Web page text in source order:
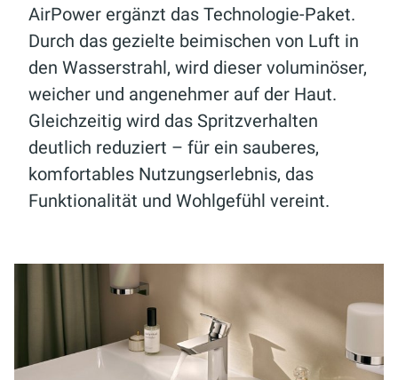
AirPower ergänzt das Technologie-Paket.
Durch das gezielte beimischen von Luft in
den Wasserstrahl, wird dieser voluminöser,
weicher und angenehmer auf der Haut.
Gleichzeitig wird das Spritzverhalten
deutlich reduziert – für ein sauberes,
komfortables Nutzungserlebnis, das
Funktionalität und Wohlgefühl vereint.